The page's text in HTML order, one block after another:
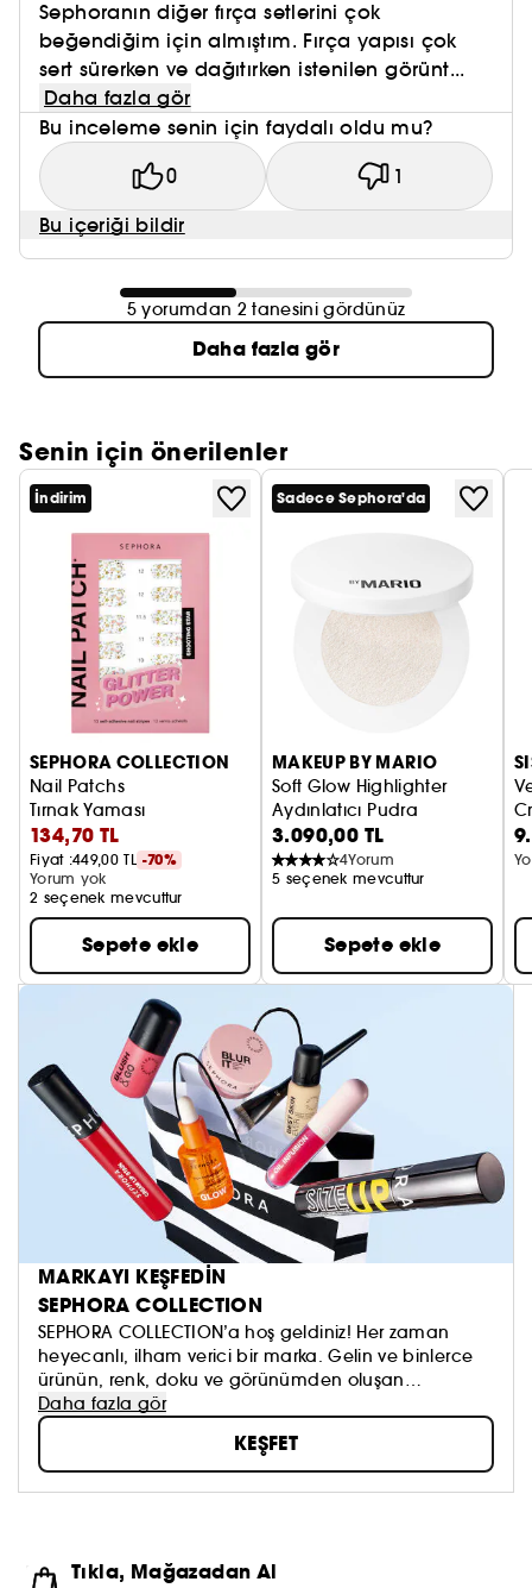
Sephoranın diğer fırça setlerini çok
beğendiğim için almıştım. Fırça yapısı çok
sert sürerken ve dağıtırken istenilen görünt...
Daha fazla gör
Bu inceleme senin için faydalı oldu mu?
0 1
Bu içeriği bildir
5 yorumdan 2 tanesini gördünüz
Daha fazla gör
Senin için önerilenler
İndirim
SEPHORA COLLECTION
Nail Patchs
Tırnak Yaması
134,70 TL
Fiyat :449,00 TL -70%
Yorum yok
2 seçenek mevcuttur
Sepete ekle
Sadece Sephora'da
MAKEUP BY MARIO
Soft Glow Highlighter
Aydınlatıcı Pudra
3.090,00 TL
4Yorum
5 seçenek mevcuttur
Sepete ekle
MARKAYI KEŞFEDİN
SEPHORA COLLECTION
SEPHORA COLLECTION’a hoş geldiniz! Her zaman
heyecanlı, ilham verici bir marka. Gelin ve binlerce
ürünün, renk, doku ve görünümden oluşan
koleksiyonumuzu keşfedin. Dilediğinizi sürmeye, kendi
güzellik anlayışınızı oluşturmaya ve hepsinden de
öte, aynada gördüklerinizi sevmeye çekinmeyin!
Topla, oyna ve paylaş #sephoracollection
Daha fazla gör
KEŞFET
Tıkla, Mağazadan Al